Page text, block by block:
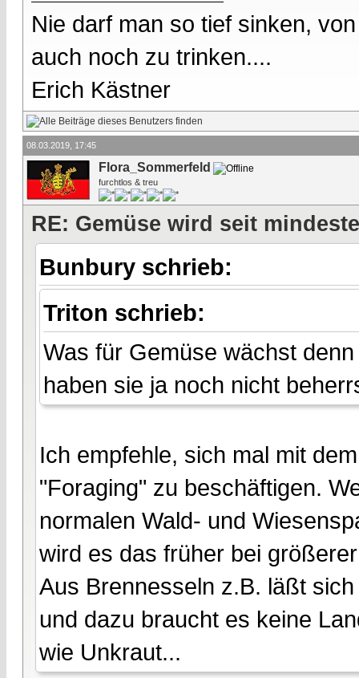
Nie darf man so tief sinken,
auch noch zu trinken....
Erich Kästner
08.03.2019, 17:45
Flora_Sommerfeld
furchtlos & treu
RE: Gemüse wird seit
Bunbury schrieb:
Triton schrieb:
Was für Gemüse wächst
haben sie ja noch nicht
Ich empfehle, sich mal mit
"Foraging" zu beschäftigen.
normalen Wald- und
wird es das früher bei
Aus Brennesseln z.B. läßt
und dazu braucht es keine
wie Unkraut...